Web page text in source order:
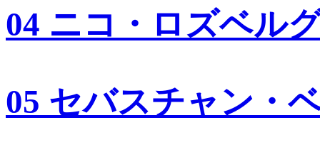
04 ニコ・ロズベル
05 セバスチャン・